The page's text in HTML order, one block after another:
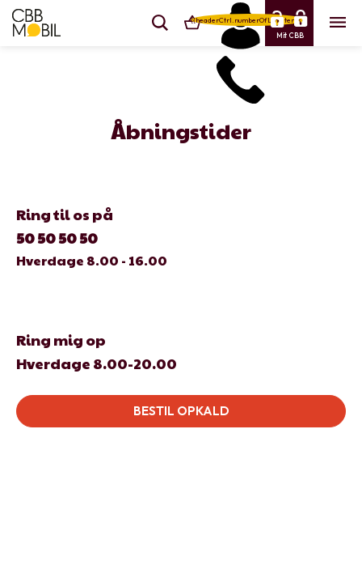
{{headerCtrl.numberOfLineItems}}
Mit CBB
Åbningstider
Ring til os på
50 50 50 50
Hverdage 8.00 - 16.00
Ring mig op
Hverdage 8.00-20.00
BESTIL OPKALD